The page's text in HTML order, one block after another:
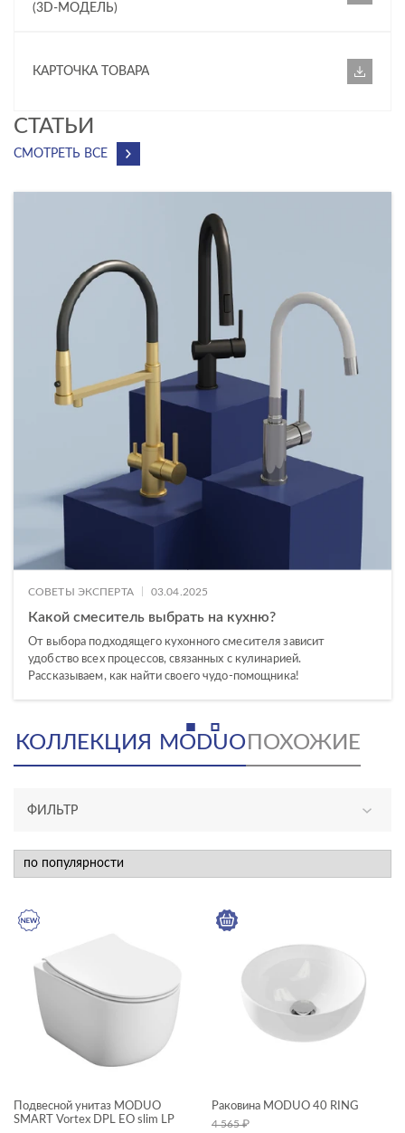
(3D-МОДЕЛЬ)
КАРТОЧКА ТОВАРА
CТАТЬИ
СМОТРЕТЬ ВСЕ
СОВЕТЫ ЭКСПЕРТА 03.04.2025
Какой смеситель выбрать на кухню?
От выбора подходящего кухонного смесителя зависит
удобство всех процессов, связанных с кулинарией.
Рассказываем, как найти своего чудо-помощника!
КОЛЛЕКЦИЯ MODUO ПОХОЖИЕ
ФИЛЬТР
новинка
КАТЕГОРИЯ
мебель для ванной
раковины и пьедесталы
смесители
ТИП ПРОДУКТА
Подвесной унитаз MODUO
SMART Vortex DPL EO slim LP
Раковина MODUO 40 RING
4 565₽